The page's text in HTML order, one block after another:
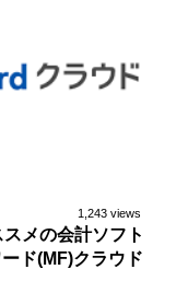
1,243 views
メの会計ソフト
ド(MF)クラウド